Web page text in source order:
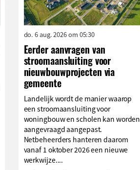
do. 6 aug. 2026 om 05:30
Eerder aanvragen van
stroomaansluiting voor
nieuwbouwprojecten via
gemeente
Landelijk wordt de manier waarop
een stroomaansluiting voor
woningbouw en scholen kan worden
aangevraagd aangepast.
Netbeheerders hanteren daarom
vanaf 1 oktober 2026 een nieuwe
werkwijze....